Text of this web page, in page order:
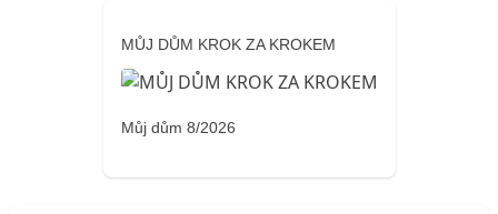
MŮJ DŮM KROK ZA KROKEM
Můj dům 8/2026